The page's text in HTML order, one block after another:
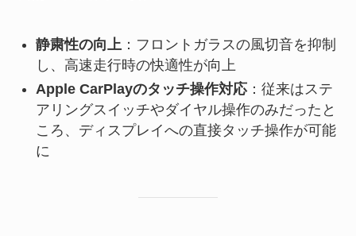
静粛性の向上 ：フロントガラスの風切音を抑制
し、高速走行時の快適性が向上
Apple CarPlayのタッチ操作対応：従来はステ
アリングスイッチやダイヤル操作のみだったと
ころ、ディスプレイへの直接タッチ操作が可能
に